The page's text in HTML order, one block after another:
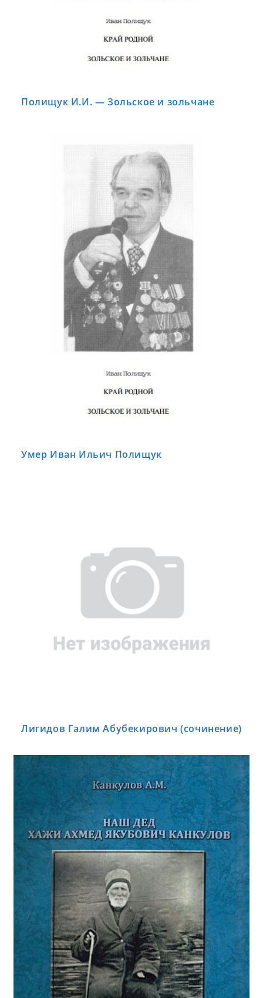
Полищук И.И. — Зольское и зольчане
Умер Иван Ильич Полищук
Лигидов Галим Абубекирович (сочинение)